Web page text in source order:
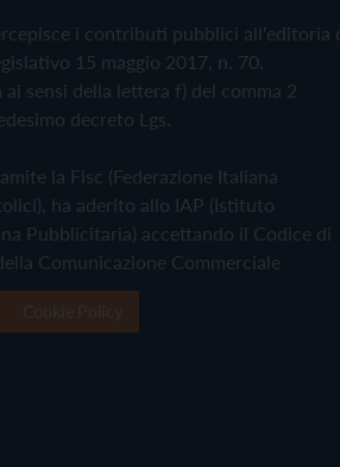
i contributi pubblici all'editoria
15 maggio 2017, n. 70.
ai sensi della lettera f) del comma 2
decreto Lgs.
la Fisc (Federazione Italiana
ha aderito allo IAP (Istituto
Pubblicitaria) accettando il Codice di
Comunicazione Commerciale